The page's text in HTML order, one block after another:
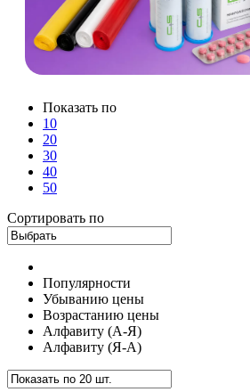
Показать по
10
20
30
40
50
Сортировать по
Популярности
Убыванию цены
Возрастанию цены
Алфавиту (А-Я)
Алфавиту (Я-А)